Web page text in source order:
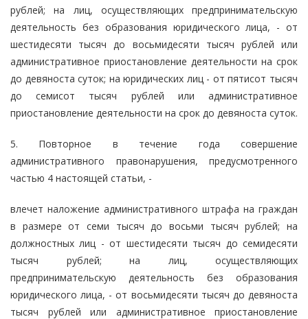
рублей; на лиц, осуществляющих предпринимательскую
деятельность без образования юридического лица, - от
шестидесяти тысяч до восьмидесяти тысяч рублей или
административное приостановление деятельности на срок
до девяноста суток; на юридических лиц - от пятисот тысяч
до семисот тысяч рублей или административное
приостановление деятельности на срок до девяноста суток.
5. Повторное в течение года совершение
административного правонарушения, предусмотренного
частью 4 настоящей статьи, -
влечет наложение административного штрафа на граждан
в размере от семи тысяч до восьми тысяч рублей; на
должностных лиц - от шестидесяти тысяч до семидесяти
тысяч рублей; на лиц, осуществляющих
предпринимательскую деятельность без образования
юридического лица, - от восьмидесяти тысяч до девяноста
тысяч рублей или административное приостановление